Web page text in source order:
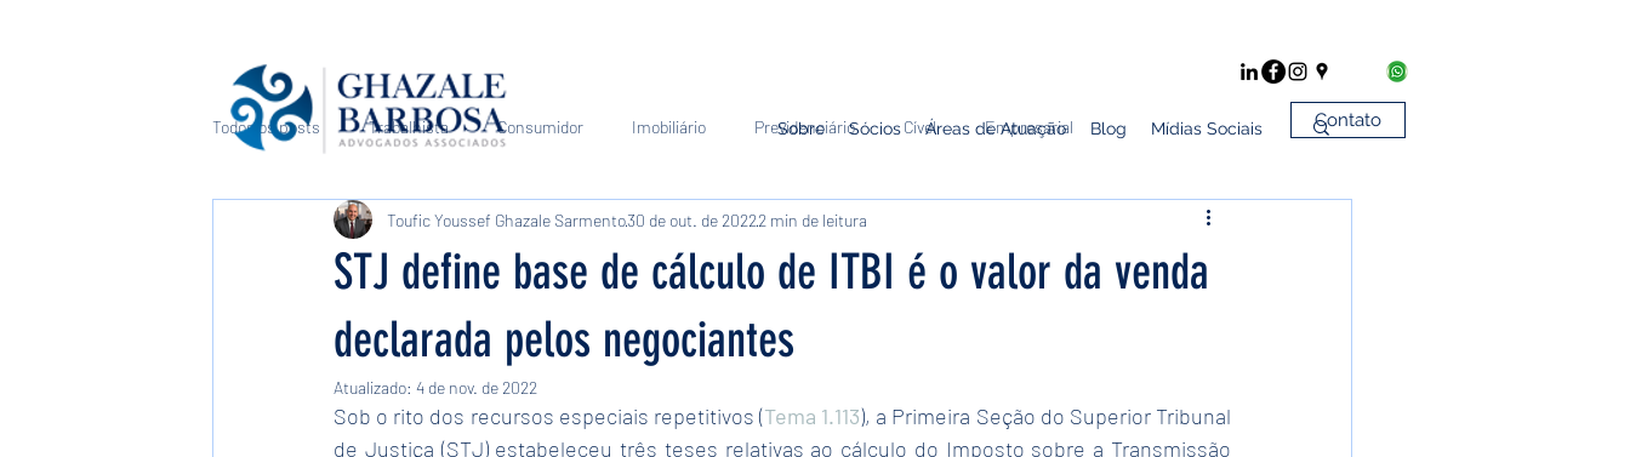
Sobre Sócios Áreas de Atuação Blog Mídias Sociais Contato
Todos os posts Trabalhista Consumidor Imobiliário Previdenciário Cível Empresarial
Direito Médico e de Saúde Sucessório Tributário
STJ define base de cálculo de ITBI é o valor da venda
declarada pelos negociantes
Toufic Youssef Ghazale Sarmento30 de out. de 20222 min de leitura
Atualizado: 4 de nov. de 2022
Sob o rito dos recursos especiais repetitivos (Tema 1.113), a Primeira Seção do Superior Tribunal
de Justiça (STJ) estabeleceu três teses relativas ao cálculo do Imposto sobre a Transmissão